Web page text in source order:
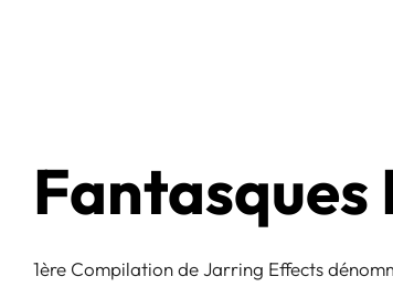
Fantasques
1ère Compilation de Jarring Effects